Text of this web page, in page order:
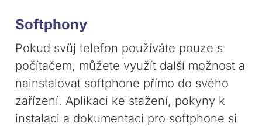
Softphony
Pokud svůj telefon používáte pouze s
počítačem, můžete využít další možnost a
nainstalovat softphone přímo do svého
zařízení. Aplikaci ke stažení, pokyny k
instalaci a dokumentaci pro softphone si